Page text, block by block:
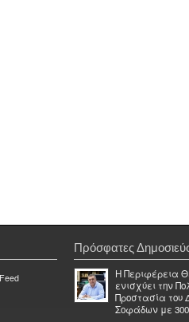
Πρόσφατες
Η Περιφέρεια
ενισχύει την
Προστασία του
Σοφάδων με